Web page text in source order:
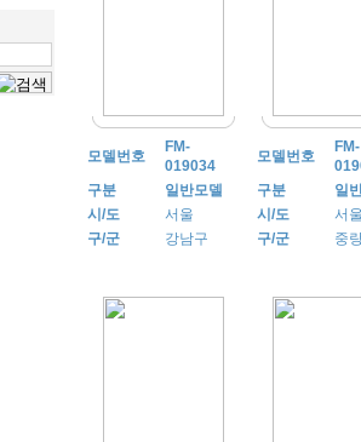
모델번호
FM-
019034
구분
일반모델
시/도
서울
구/군
강남구
모델번호
FM-
구분
일
시/도
서
구/군
중